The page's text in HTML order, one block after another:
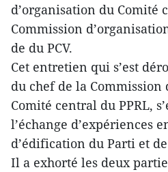
d’organisation du Comité
Commission
de du PCV.
Cet entretien qui s’est
du chef de la Commission
Comité central du PPRL,
l’échange d’expériences
d’édification du Parti et
Il a exhorté les deux